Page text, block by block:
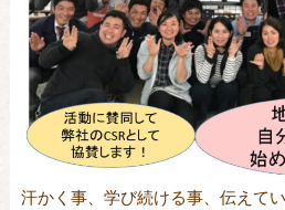
汗かく事、学び続ける事、伝えて